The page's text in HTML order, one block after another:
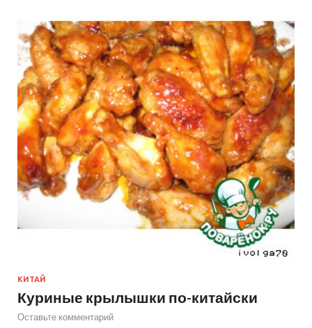
КИТАЙ
Куриные крылышки по-китайски
Оставьте комментарий